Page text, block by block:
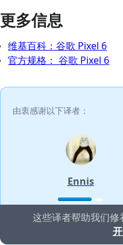
更多信息
维基百科：谷歌 Pixel 6
官方规格： 谷歌 Pixel 6
由衷感谢以下译者：
Ennis
这些译者帮助我们修